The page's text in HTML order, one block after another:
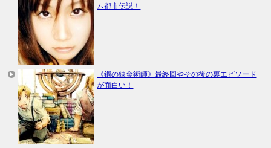
ム都市伝説！
《鋼の錬金術師》最終回やその後の裏エピソード
が面白い！